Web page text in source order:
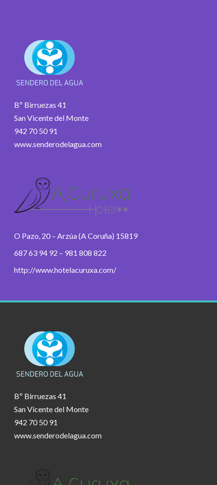
Bº Birruezas 41
San Vicente del Monte
942 70 50 91
www.senderodelagua.com
O Pazo, 20 – Arzúa (A Coruña) 15819
687 63 94 92 – 981 808 822
http://www.hotelacuruxa.com/
Bº Birruezas 41
San Vicente del Monte
942 70 50 91
www.senderodelagua.com